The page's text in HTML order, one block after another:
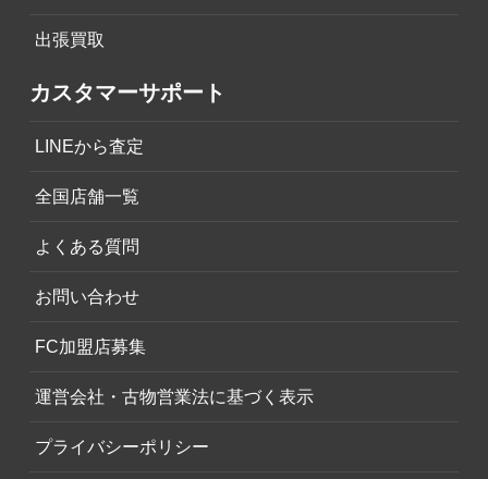
出張買取
カスタマーサポート
LINEから査定
全国店舗一覧
よくある質問
お問い合わせ
FC加盟店募集
運営会社・古物営業法に基づく表示
プライバシーポリシー